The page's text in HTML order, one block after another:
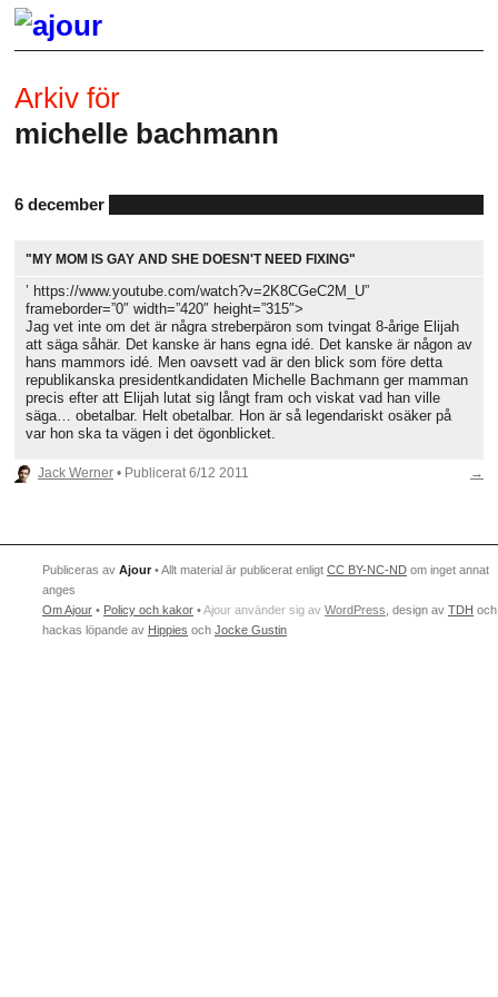
Arkiv för
michelle bachmann
6 december
"MY MOM IS GAY AND SHE DOESN'T NEED FIXING"
’ https://www.youtube.com/watch?v=2K8CGeC2M_U”
frameborder=”0″ width=”420″ height=”315″>
Jag vet inte om det är några streberpäron som tvingat 8-årige Elijah
att säga såhär. Det kanske är hans egna idé. Det kanske är någon av
hans mammors idé. Men oavsett vad är den blick som före detta
republikanska presidentkandidaten Michelle Bachmann ger mamman
precis efter att Elijah lutat sig långt fram och viskat vad han ville
säga… obetalbar. Helt obetalbar. Hon är så legendariskt osäker på
var hon ska ta vägen i det ögonblicket.
→
Jack Werner • Publicerat 6/12 2011
Publiceras av Ajour • Allt material är publicerat enligt CC BY-NC-ND om inget annat
anges
Om Ajour • Policy och kakor •Ajour använder sig av WordPress , design av TDH och
hackas löpande av Hippies och Jocke Gustin